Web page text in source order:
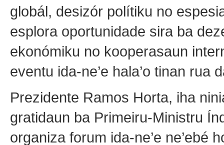
globál, desizór polítiku no
esplora oportunidade sira ba
ekonómiku no kooperasaun
eventu ida-ne’e hala’o tinan rua
Prezidente Ramos Horta, iha
gratidaun ba Primeiru-Ministru
organiza forum ida-ne’e ne’ebé